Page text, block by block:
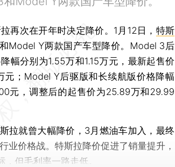
再次在开年时决定降价。1月12日， 特斯
Model Y两款国产车型降价。Model 3后
幅分别为1.55万和1.15万元，最新起售价
元；Model Y后驱版和长续航版价格降幅
元，调整后的起售价为25.89万和29.99
就曾大幅降价，3月燃油车加入，最终
业价格战。特斯拉降价促进了销量提升，
但毛利率一路走低。